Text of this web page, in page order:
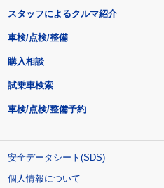
スタッフによるクルマ紹介
車検/点検/整備
購入相談
試乗車検索
車検/点検/整備予約
安全データシート(SDS)
個人情報について